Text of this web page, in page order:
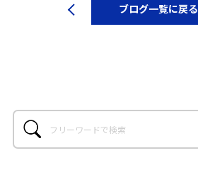
ブログ一覧に戻る